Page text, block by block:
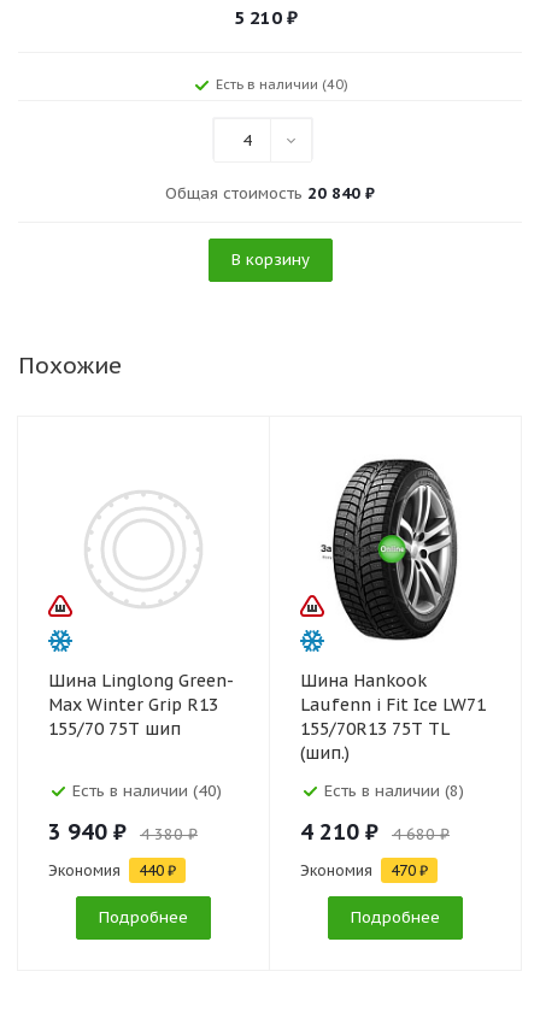
5 210 ₽
Есть в наличии (40)
4
Общая стоимость 20 840 ₽
В корзину
Похожие
Шина Linglong Green-
Max Winter Grip R13
155/70 75T шип
Есть в наличии (40)
3 940 ₽ 4 380 ₽
Экономия 440 ₽
Подробнее
Шина Hankook
Laufenn i Fit Ice LW71
155/70R13 75T TL
(шип.)
Есть в наличии (8)
4 210 ₽ 4 680 ₽
Экономия 470 ₽
Подробнее